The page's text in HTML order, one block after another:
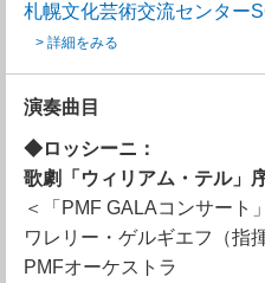
札幌文化芸術交流センター
> 詳細をみる
演奏曲目
◆ロッシーニ：
歌劇「ウィリアム・テル」
＜「PMF GALAコンサート
ワレリー・ゲルギエフ（指揮
PMFオーケストラ